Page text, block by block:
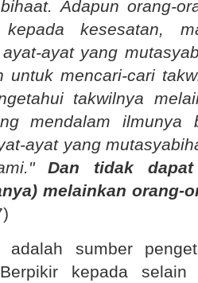
Adapun orang-
kepada kesesatan,
ayat yang
untuk mencari-cari
takwilnya
mendalam ilmunya
ayat yang
Dan tidak dapat
melainkan orang-
adalah sumber
kepada selain